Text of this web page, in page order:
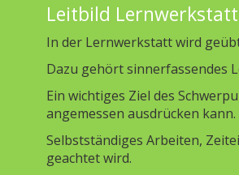
Leitbild
In der Lernwerkstatt wird
Dazu gehört sinnerfassendes
Ein wichtiges Ziel des
angemessen ausdrücken kann.
Selbstständiges Arbeiten,
geachtet wird.